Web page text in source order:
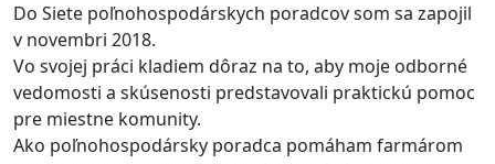
Do Siete poľnohospodárskych poradcov som sa zapojil
v novembri 2018.
Vo svojej práci kladiem dôraz na to, aby moje odborné
vedomosti a skúsenosti predstavovali praktickú pomoc
pre miestne komunity.
Ako poľnohospodársky poradca pomáham farmárom